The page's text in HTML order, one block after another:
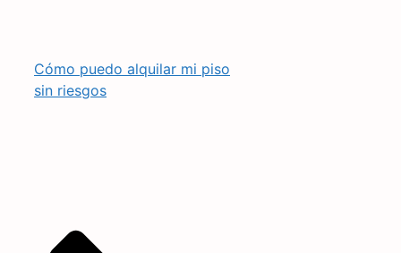
Cómo puedo alquilar mi piso
sin riesgos